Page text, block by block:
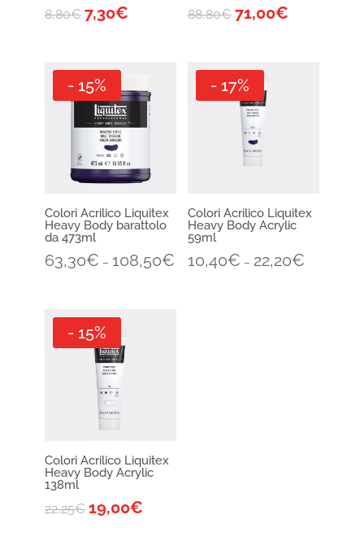
8,80€ 7,30€ 88,80€ 71,00€
- 15%
Colori Acrilico Liquitex
Heavy Body barattolo
da 473ml
63,30€ – 108,50€
- 17%
Colori Acrilico Liquitex
Heavy Body Acrylic
59ml
10,40€ – 22,20€
- 15%
Colori Acrilico Liquitex
Heavy Body Acrylic
138ml
22,25€ 19,00€